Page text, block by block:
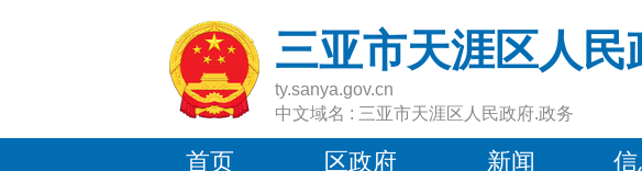
三亚市天涯区人民
ty.sanya.gov.cn
中文域名 : 三亚市天涯区人民政府.政务
首页 区政府 新闻